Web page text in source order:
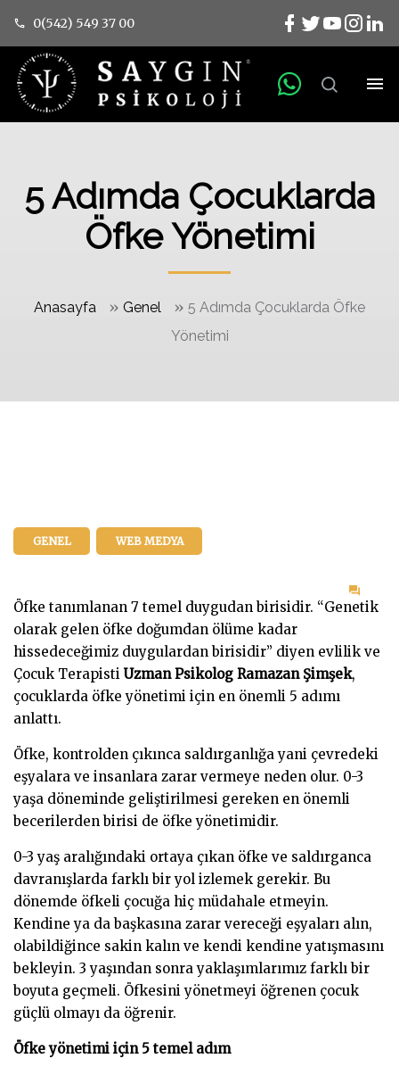
0(542) 549 37 00
5 Adımda Çocuklarda
Öfke Yönetimi
Anasayfa » Genel » 5 Adımda Çocuklarda Öfke
Yönetimi
GENEL WEB MEDYA
on
Öfke tanımlanan 7 temel duygudan birisidir. “Genetik
olarak gelen öfke doğumdan ölüme kadar
hissedeceğimiz duygulardan birisidir” diyen evlilik ve
Çocuk Terapisti Uzman Psikolog Ramazan Şimşek,
çocuklarda öfke yönetimi için en önemli 5 adımı
anlattı.
Öfke, kontrolden çıkınca saldırganlığa yani çevredeki
eşyalara ve insanlara zarar vermeye neden olur. 0-3
yaşa döneminde geliştirilmesi gereken en önemli
becerilerden birisi de öfke yönetimidir.
0-3 yaş aralığındaki ortaya çıkan öfke ve saldırganca
davranışlarda farklı bir yol izlemek gerekir. Bu
dönemde öfkeli çocuğa hiç müdahale etmeyin.
Kendine ya da başkasına zarar vereceği eşyaları alın,
olabildiğince sakin kalın ve kendi kendine yatışmasını
bekleyin. 3 yaşından sonra yaklaşımlarımız farklı bir
boyuta geçmeli. Öfkesini yönetmeyi öğrenen çocuk
güçlü olmayı da öğrenir.
Öfke yönetimi için 5 temel adım